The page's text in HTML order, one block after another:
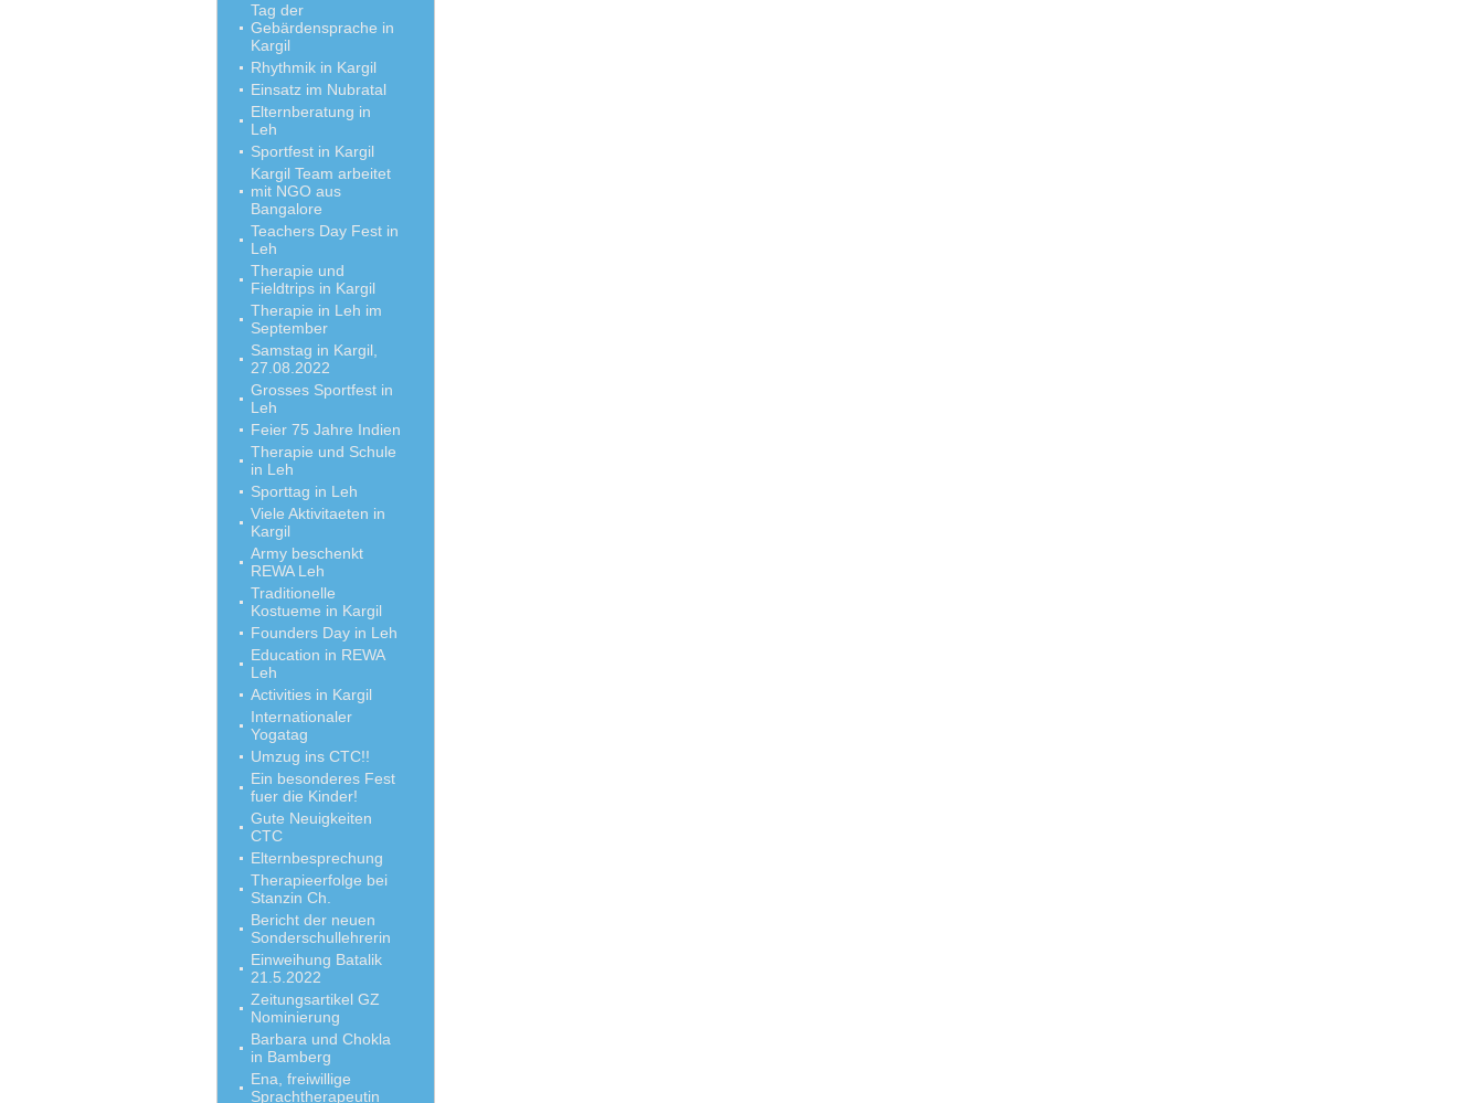
Tag der
Gebärdensprache in
Kargil
Rhythmik in Kargil
Einsatz im Nubratal
Elternberatung in
Leh
Sportfest in Kargil
Kargil Team arbeitet
mit NGO aus
Bangalore
Teachers Day Fest in
Leh
Therapie und
Fieldtrips in Kargil
Therapie in Leh im
September
Samstag in Kargil,
27.08.2022
Grosses Sportfest in
Leh
Feier 75 Jahre Indien
Therapie und Schule
in Leh
Sporttag in Leh
Viele Aktivitaeten in
Kargil
Army beschenkt
REWA Leh
Traditionelle
Kostueme in Kargil
Founders Day in Leh
Education in REWA
Leh
Activities in Kargil
Internationaler
Yogatag
Umzug ins CTC!!
Ein besonderes Fest
fuer die Kinder!
Gute Neuigkeiten
CTC
Elternbesprechung
Therapieerfolge bei
Stanzin Ch.
Bericht der neuen
Sonderschullehrerin
Einweihung Batalik
21.5.2022
Zeitungsartikel GZ
Nominierung
Barbara und Chokla
in Bamberg
Ena, freiwillige
Sprachtherapeutin